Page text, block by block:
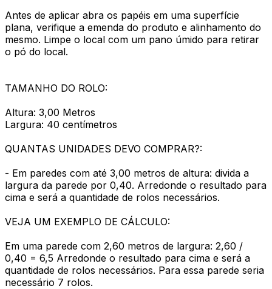
Antes de aplicar abra os papéis em uma superfície
plana, verifique a emenda do produto e alinhamento do
mesmo. Limpe o local com um pano úmido para retirar
o pó do local.
TAMANHO DO ROLO:
Altura: 3,00 Metros
Largura: 40 centímetros
QUANTAS UNIDADES DEVO COMPRAR?:
- Em paredes com até 3,00 metros de altura: divida a
largura da parede por 0,40. Arredonde o resultado para
cima e será a quantidade de rolos necessários.
VEJA UM EXEMPLO DE CÁLCULO:
Em uma parede com 2,60 metros de largura: 2,60 /
0,40 = 6,5 Arredonde o resultado para cima e será a
quantidade de rolos necessários. Para essa parede seria
necessário 7 rolos.